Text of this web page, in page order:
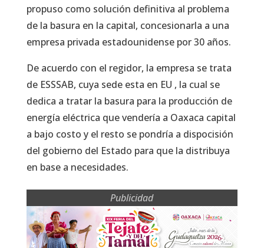
propuso como solución definitiva al problema
de la basura en la capital, concesionarla a una
empresa privada estadounidense por 30 años.
De acuerdo con el regidor, la empresa se trata
de ESSSAB, cuya sede esta en EU , la cual se
dedica a tratar la basura para la producción de
energía eléctrica que vendería a Oaxaca capital
a bajo costo y el resto se pondría a dispocisión
del gobierno del Estado para que la distribuya
en base a necesidades.
Publicidad